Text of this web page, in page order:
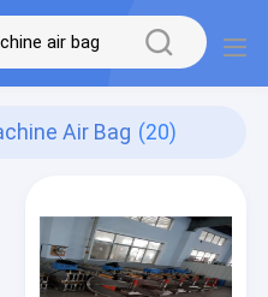
Air Bag (20)